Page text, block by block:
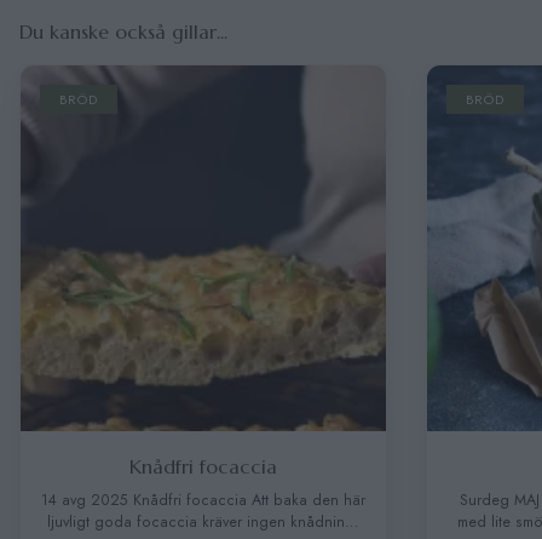
Du kanske också gillar...
här
Surdeg
Surdeg MAJ 18, 2021 Nybakat surdegsbröd
med lite smör på en livet! Och doften av den